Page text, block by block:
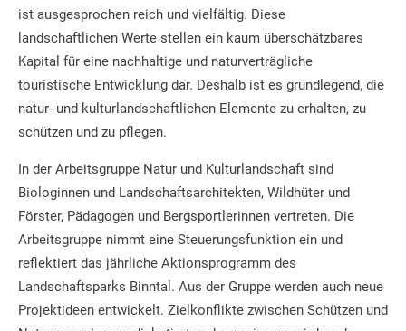
ist ausgesprochen reich und vielfältig. Diese
landschaftlichen Werte stellen ein kaum überschätzbares
Kapital für eine nachhaltige und naturverträgliche
touristische Entwicklung dar. Deshalb ist es grundlegend, die
natur- und kulturlandschaftlichen Elemente zu erhalten, zu
schützen und zu pflegen.
In der Arbeitsgruppe Natur und Kulturlandschaft sind
Biologinnen und Landschaftsarchitekten, Wildhüter und
Förster, Pädagogen und Bergsportlerinnen vertreten. Die
Arbeitsgruppe nimmt eine Steuerungsfunktion ein und
reflektiert das jährliche Aktionsprogramm des
Landschaftsparks Binntal. Aus der Gruppe werden auch neue
Projektideen entwickelt. Zielkonflikte zwischen Schützen und